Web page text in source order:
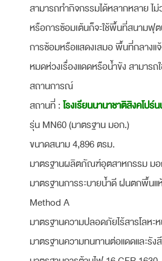
สามารถทำกิจกรรมได้หลากหลาย ไ
หรือการซ้อมเต้นก็จะใช้พื้นที่สนามฟุ
การซ้อมหรือแสดงเสมอ พื้นที่กลางแ
หมดห่วงเรื่องแดดหรือน้ำขัง สามารถ
สถานการณ์
สถานที่ : โรงเรียนนานาชาติสิงคโปร์
รุ่น MN60 (มาตรฐาน มอก.)
ขนาดสนาม 4,896 ตรม.
มาตรฐานผลิตภัณฑ์อุตสาหกรรม ม
มาตรฐานการระบายน้ำดี ฝนตกพื้นแ
Method A
มาตรฐานความปลอดภัยไร้สารโลหะ
มาตรฐานความทนทานต่อแดดและรัง